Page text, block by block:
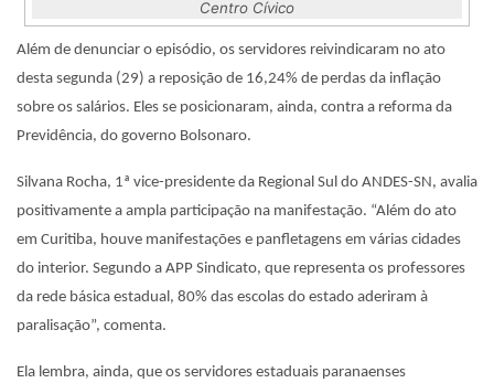
Centro Cívico
Além de denunciar o episódio, os servidores reivindicaram no ato
desta segunda (29) a reposição de 16,24% de perdas da inflação
sobre os salários. Eles se posicionaram, ainda, contra a reforma da
Previdência, do governo Bolsonaro.
Silvana Rocha, 1ª vice-presidente da Regional Sul do ANDES-SN, avalia
positivamente a ampla participação na manifestação. “Além do ato
em Curitiba, houve manifestações e panfletagens em várias cidades
do interior. Segundo a APP Sindicato, que representa os professores
da rede básica estadual, 80% das escolas do estado aderiram à
paralisação”, comenta.
Ela lembra, ainda, que os servidores estaduais paranaenses